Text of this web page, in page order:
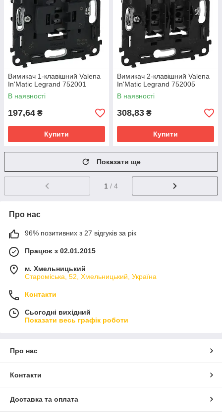
Вимикач 1-клавішний Valena
In'Matic Legrand 752001
В наявності
197,64 ₴
Купити
Вимикач 2-клавішний Valena
In'Matic Legrand 752005
В наявності
308,83 ₴
Купити
Показати ще
1 / 4
Про нас
96% позитивних з 27 відгуків за рік
Працює з 02.01.2015
м. Хмельницький
Староміська, 52, Хмельницький, Україна
Контакти
Сьогодні вихідний
Показати весь графік роботи
Про нас
Контакти
Доставка та оплата